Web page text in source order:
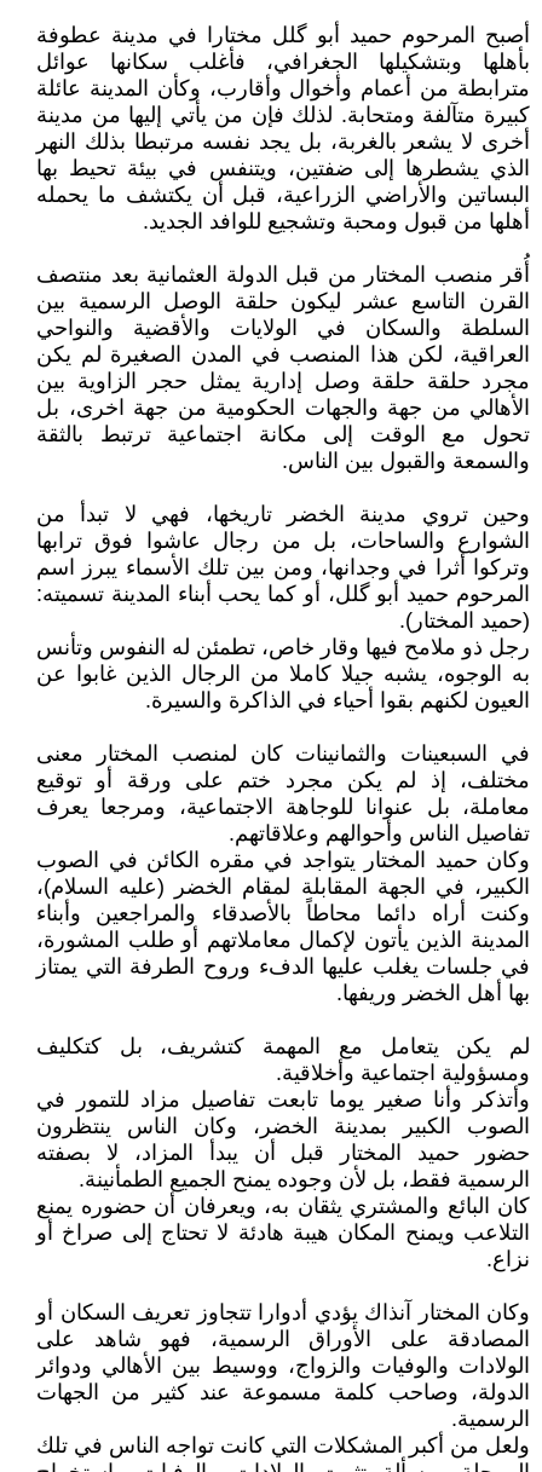
أصبح المرحوم حميد أبو گلل مختارا في مدينة عطوفة
بأهلها وبتشكيلها الجغرافي، فأغلب سكانها عوائل
مترابطة من أعمام وأخوال وأقارب، وكأن المدينة عائلة
كبيرة متآلفة ومتحابة. لذلك فإن من يأتي إليها من مدينة
أخرى لا يشعر بالغربة، بل يجد نفسه مرتبطا بذلك النهر
الذي يشطرها إلى ضفتين، ويتنفس في بيئة تحيط بها
البساتين والأراضي الزراعية، قبل أن يكتشف ما يحمله
أهلها من قبول ومحبة وتشجيع للوافد الجديد.
أُقر منصب المختار من قبل الدولة العثمانية بعد منتصف
القرن التاسع عشر ليكون حلقة الوصل الرسمية بين
السلطة والسكان في الولايات والأقضية والنواحي
العراقية، لكن هذا المنصب في المدن الصغيرة لم يكن
مجرد حلقة حلقة وصل إدارية يمثل حجر الزاوية بين
الأهالي من جهة والجهات الحكومية من جهة اخرى، بل
تحول مع الوقت إلى مكانة اجتماعية ترتبط بالثقة
والسمعة والقبول بين الناس.
وحين تروي مدينة الخضر تاريخها، فهي لا تبدأ من
الشوارع والساحات، بل من رجال عاشوا فوق ترابها
وتركوا أثرا في وجدانها، ومن بين تلك الأسماء يبرز اسم
المرحوم حميد أبو گلل، أو كما يحب أبناء المدينة تسميته:
(حميد المختار).
رجل ذو ملامح فيها وقار خاص، تطمئن له النفوس وتأنس
به الوجوه، يشبه جيلا كاملا من الرجال الذين غابوا عن
العيون لكنهم بقوا أحياء في الذاكرة والسيرة.
في السبعينات والثمانينات كان لمنصب المختار معنى
مختلف، إذ لم يكن مجرد ختم على ورقة أو توقيع
معاملة، بل عنوانا للوجاهة الاجتماعية، ومرجعا يعرف
تفاصيل الناس وأحوالهم وعلاقاتهم.
وكان حميد المختار يتواجد في مقره الكائن في الصوب
الكبير، في الجهة المقابلة لمقام الخضر (عليه السلام)،
وكنت أراه دائما محاطاً بالأصدقاء والمراجعين وأبناء
المدينة الذين يأتون لإكمال معاملاتهم أو طلب المشورة،
في جلسات يغلب عليها الدفء وروح الطرفة التي يمتاز
بها أهل الخضر وريفها.
لم يكن يتعامل مع المهمة كتشريف، بل كتكليف
ومسؤولية اجتماعية وأخلاقية.
وأتذكر وأنا صغير يوما تابعت تفاصيل مزاد للتمور في
الصوب الكبير بمدينة الخضر، وكان الناس ينتظرون
حضور حميد المختار قبل أن يبدأ المزاد، لا بصفته
الرسمية فقط، بل لأن وجوده يمنح الجميع الطمأنينة.
كان البائع والمشتري يثقان به، ويعرفان أن حضوره يمنع
التلاعب ويمنح المكان هيبة هادئة لا تحتاج إلى صراخ أو
نزاع.
وكان المختار آنذاك يؤدي أدوارا تتجاوز تعريف السكان أو
المصادقة على الأوراق الرسمية، فهو شاهد على
الولادات والوفيات والزواج، ووسيط بين الأهالي ودوائر
الدولة، وصاحب كلمة مسموعة عند كثير من الجهات
الرسمية.
ولعل من أكبر المشكلات التي كانت تواجه الناس في تلك